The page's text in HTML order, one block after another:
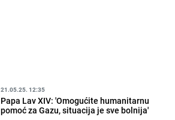
21.05.25. 12:35
Papa Lav XIV: 'Omogućite humanitarnu
pomoć za Gazu, situacija je sve bolnija'